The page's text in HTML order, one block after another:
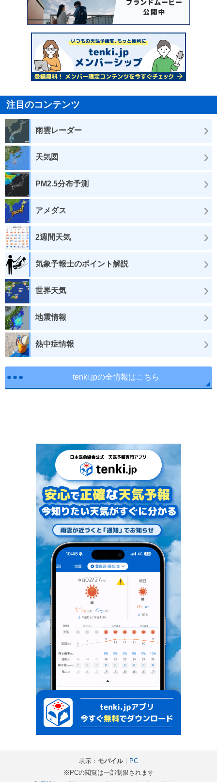
注目のコンテンツ
雨雲レーダー
天気図
PM2.5分布予測
アメダス
2週間天気
気象予報士のポイント解説
世界天気
地震情報
熱中症情報
tenki.jpの全情報はこちら
表示： モバイル｜
PC
※PCの閲覧は一部制限されます